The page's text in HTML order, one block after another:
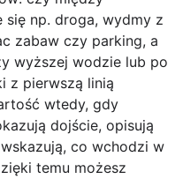
się np. droga, wydmy z
zabaw czy parking, a
wyższej wodzie lub po
z pierwszą linią
wtedy, gdy
dojście, opisują
co wchodzi w
temu możesz